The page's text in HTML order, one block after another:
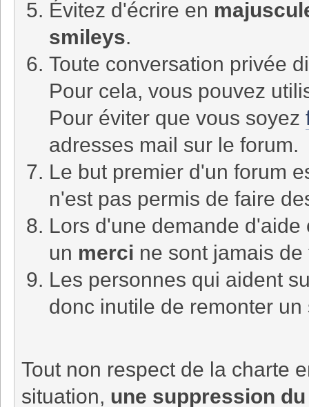
Évitez d'écrire en
smileys.
Toute conversation privée
Pour cela, vous pouvez
Pour éviter que vous soyez
adresses mail sur le forum.
Le but premier d'un forum
n'est pas permis de faire
Lors d'une demande
un merci ne sont jamais de
Les personnes qui aident
donc inutile de remonter
Tout non respect de la charte
situation, une suppression